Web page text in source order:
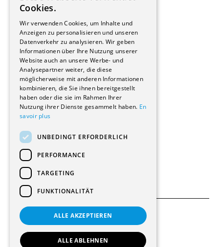
Bauherrschaften
Immobilienverwaltungsgesellschaften
Stockwerkeigentum
Reportagen
Wohnungen
Renovierungen
Innere Umbauten
Gastgewerbe und Tourismus
Verwaltungsgebäude und Geschäfte
Schuleinrichtungen
Medizinische Einrichtungen
Kultur - Sport - Freizeit
Industrie - Handwerk
Transport und Parkplätze
Diverse Bauten
Allgemeine Bedingungen
Cookies.
Wir verwenden Cookies, um Inhalte und
Anzeigen zu personalisieren und unseren
Datenverkehr zu analysieren. Wir geben
Informationen über Ihre Nutzung unserer
Website auch an unsere Werbe- und
Analysepartner weiter, die diese
möglicherweise mit anderen Informationen
kombinieren, die Sie ihnen bereitgestellt
haben oder die sie im Rahmen Ihrer
Nutzung ihrer Dienste gesammelt haben. En
savoir plus
UNBEDINGT ERFORDERLICH
PERFORMANCE
TARGETING
FUNKTIONALITÄT
ALLE AKZEPTIEREN
ALLE ABLEHNEN